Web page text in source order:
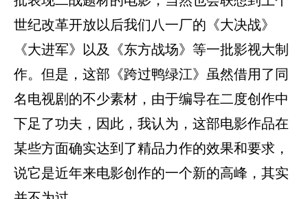
世纪改革开放以后我们八一厂的《大决战》
《大进军》以及《东方战场》等一批影视大制
作。但是，这部《跨过鸭绿江》虽然借用了同
名电视剧的不少素材，由于编导在二度创作中
下足了功夫，因此，我认为，这部电影作品在
某些方面确实达到了精品力作的效果和要求，
说它是近年来电影创作的一个新的高峰，其实